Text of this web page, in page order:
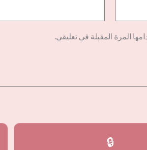
المرة المقبلة في تعليقي.
🔒